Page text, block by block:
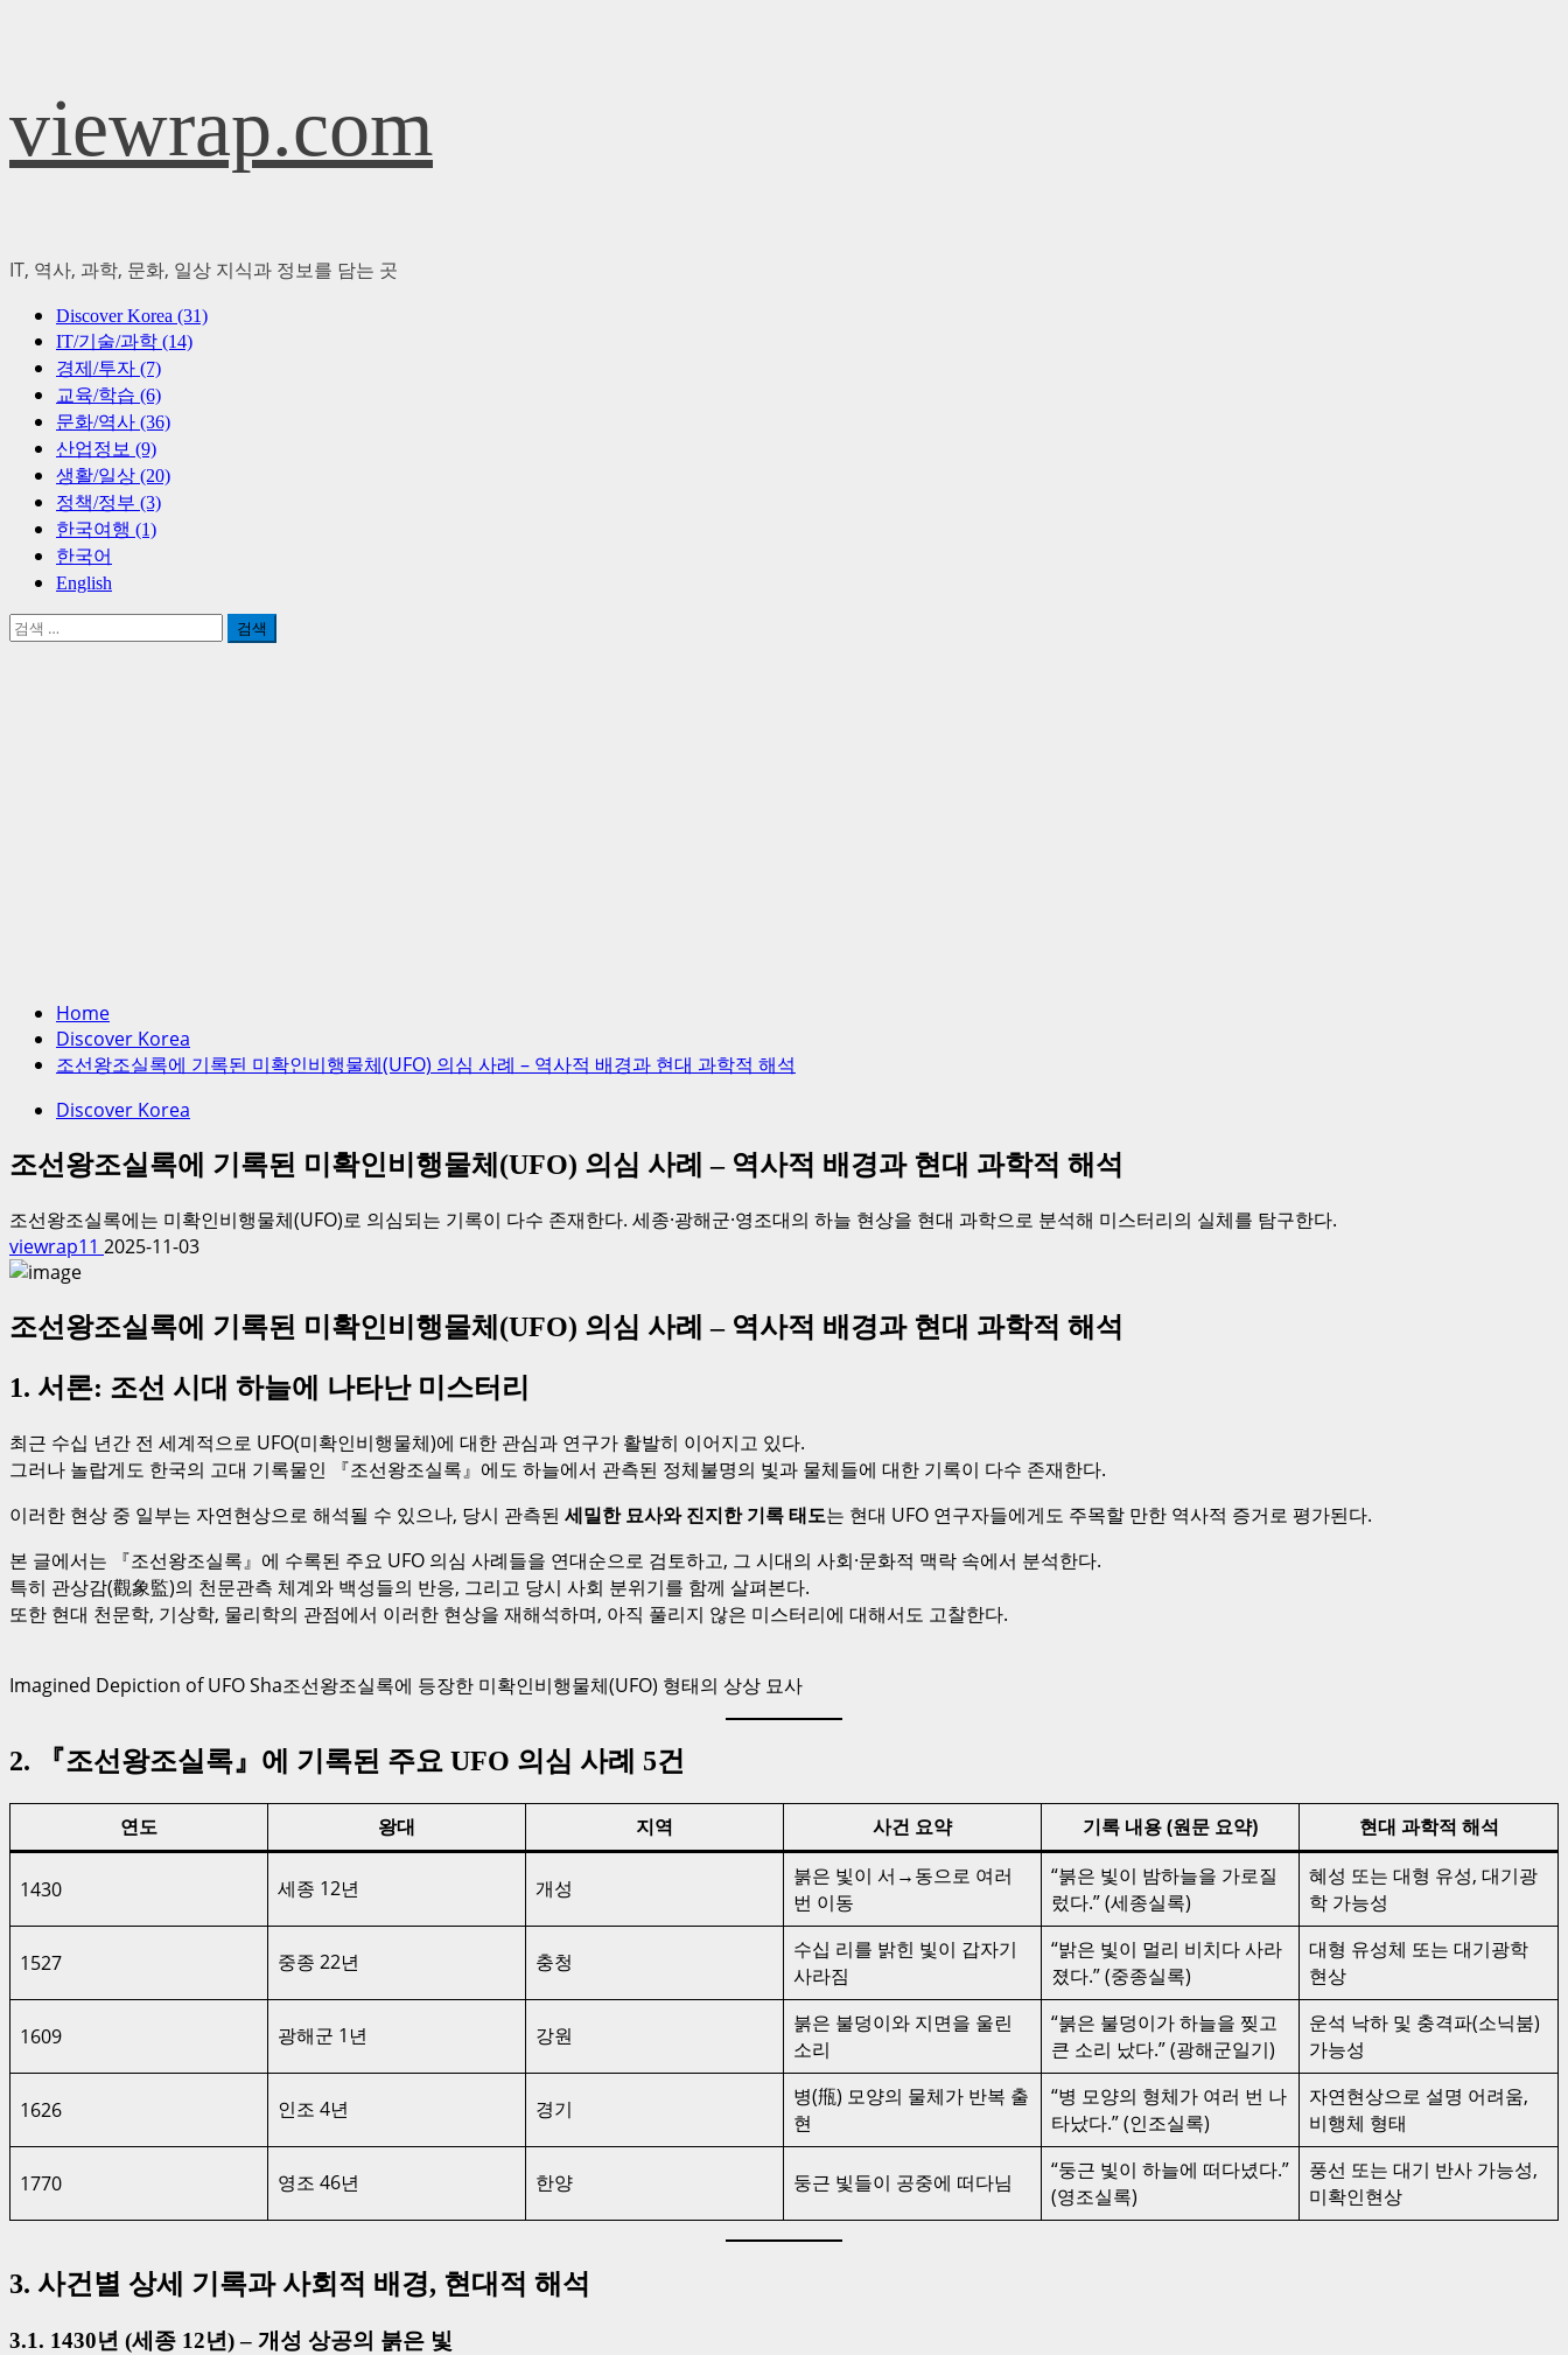
to
content
viewrap.com
IT, 역사, 과학, 문화, 일상 지식과 정보를 담는 곳
Primary
Menu
Discover Korea (31)
IT/기술/과학 (14)
경제/투자 (7)
교육/학습 (6)
문화/역사 (36)
산업정보 (9)
생활/일상 (20)
정책/정부 (3)
한국여행 (1)
한국어
English
검
Home
Discover Korea
조선왕조실록에 기록된 미확인비행물체(UFO) 의심 사례 – 역사적 배경과 현대 과학적 해석
Discover Korea
조선왕조실록에 기록된 미확인비행물체(UFO) 의심 사례 – 역사적 배경과 현대 과학적 해석
조선왕조실록에는 미확인비행물체(UFO)로 의심되는 기록이 다수 존재한다. 세종·광해군·영조대의 하늘 현상을 현대 과학으로 분석해 미스터리의 실체를 탐구한다.
viewrap11 2025-11-03
조선왕조실록에 기록된 미확인비행물체(UFO) 의심 사례 – 역사적 배경과 현대 과학적 해석
1. 서론: 조선 시대 하늘에 나타난 미스터리
최근 수십 년간 전 세계적으로 UFO(미확인비행물체)에 대한 관심과 연구가 활발히 이어지고 있다.
그러나 놀랍게도 한국의 고대 기록물인 『조선왕조실록』에도 하늘에서 관측된 정체불명의 빛과 물체들에 대한 기록이 다수 존재한다.
이러한 현상 중 일부는 자연현상으로 해석될 수 있으나, 당시 관측된 세밀한 묘사와 진지한 기록 태도는 현대 UFO 연구자들에게도 주목할 만한 역사적 증거로 평가된다.
본 글에서는 『조선왕조실록』에 수록된 주요 UFO 의심 사례들을 연대순으로 검토하고, 그 시대의 사회·문화적 맥락 속에서 분석한다.
특히 관상감(觀象監)의 천문관측 체계와 백성들의 반응, 그리고 당시 사회 분위기를 함께 살펴본다.
또한 현대 천문학, 기상학, 물리학의 관점에서 이러한 현상을 재해석하며, 아직 풀리지 않은 미스터리에 대해서도 고찰한다.
Imagined Depiction of UFO Sha조선왕조실록에 등장한 미확인비행물체(UFO) 형태의 상상 묘사
2. 『조선왕조실록』에 기록된 주요 UFO 의심 사례 5건
연도 왕대 지역 사건 요약 기록 내용 (원문 요약) 현대 과학적 해석
1430 세종 12년 개성
붉은 빛이 서→동으로 여러
번 이동
“붉은 빛이 밤하늘을 가로질
렀다.” (세종실록)
혜성 또는 대형 유성, 대기광
학 가능성
1527 중종 22년 충청
수십 리를 밝힌 빛이 갑자기
사라짐
“밝은 빛이 멀리 비치다 사라
졌다.” (중종실록)
대형 유성체 또는 대기광학
현상
1609 광해군 1년 강원
붉은 불덩이와 지면을 울린
소리
“붉은 불덩이가 하늘을 찢고
큰 소리 났다.” (광해군일기)
운석 낙하 및 충격파(소닉붐)
가능성
1626 인조 4년 경기
병(甁) 모양의 물체가 반복 출
현
“병 모양의 형체가 여러 번 나
타났다.” (인조실록)
자연현상으로 설명 어려움,
비행체 형태
1770 영조 46년 한양 둥근 빛들이 공중에 떠다님
“둥근 빛이 하늘에 떠다녔다.”
(영조실록)
풍선 또는 대기 반사 가능성,
미확인현상
3. 사건별 상세 기록과 사회적 배경, 현대적 해석
3.1. 1430년 (세종 12년) – 개성 상공의 붉은 빛